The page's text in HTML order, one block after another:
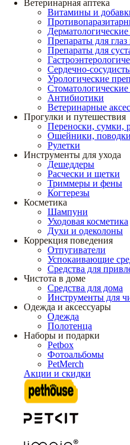
Ветеринарная аптека
Витамины и
Препараты для
Препараты для
Сердечно-
Урологические
Стоматологические
Антибиотики
Ветеринарные
Прогулки и путешествия
Переноски, сумки,
Ошейники,
Рулетки
Инструменты для ухода
Дешеддеры
Расчески и щетки
Триммеры и фены
Когтерезы
Косметика
Шампуни
Уходовая косметика
Духи и одеколоны
Коррекция поведения
Отпугиватели
Успокаивающие
Средства для
Чистота в доме
Средства для дома
Инструменты для
Одежда и аксессуары
Одежда
Полотенца
Наборы и подарки
Petbox
Фотоальбомы
PetMerch
Акции и скидки